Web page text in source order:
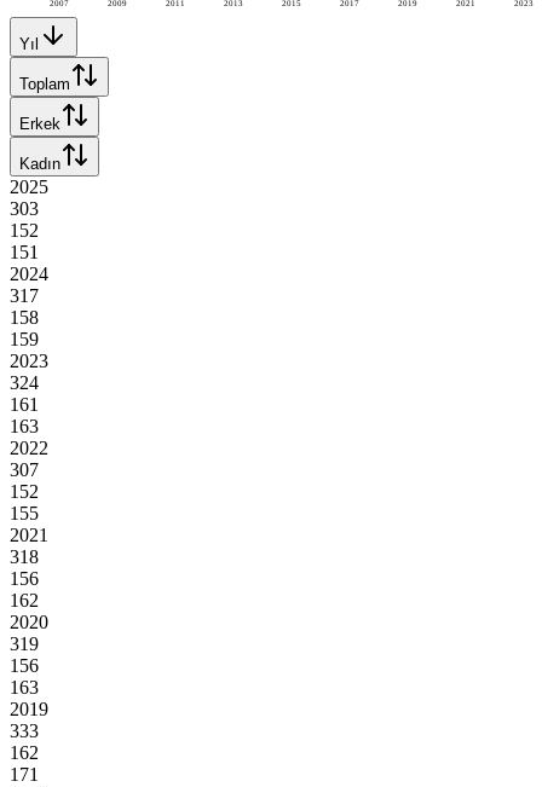
2007 2009 2011 2013 2015 2017 2019 2021 2023
Yıl
Toplam
Erkek
Kadın
2025
303
152
151
2024
317
158
159
2023
324
161
163
2022
307
152
155
2021
318
156
162
2020
319
156
163
2019
333
162
171